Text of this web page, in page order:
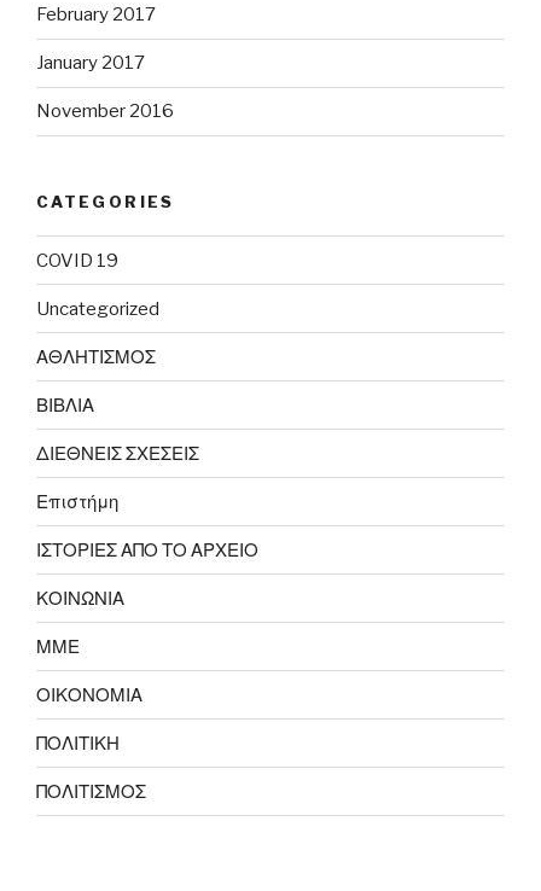
February 2017
January 2017
November 2016
CATEGORIES
COVID 19
Uncategorized
ΑΘΛΗΤΙΣΜΟΣ
ΒΙΒΛΙΑ
ΔΙΕΘΝΕΙΣ ΣΧΕΣΕΙΣ
Επιστήμη
ΙΣΤΟΡΙΕΣ ΑΠΟ ΤΟ ΑΡΧΕΙΟ
ΚΟΙΝΩΝΙΑ
ΜΜΕ
ΟΙΚΟΝΟΜΙΑ
ΠΟΛΙΤΙΚΗ
ΠΟΛΙΤΙΣΜΟΣ